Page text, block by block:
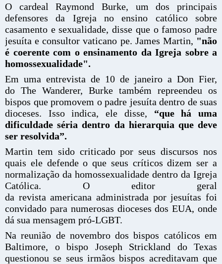
O cardeal Raymond Burke, um dos principais
defensores da Igreja no ensino católico sobre
casamento e sexualidade, disse que o famoso padre
jesuíta e consultor vaticano pe. James Martin, "não
é coerente com o ensinamento da Igreja sobre a
homossexualidade".
Em uma entrevista de 10 de janeiro a Don Fier,
do The Wanderer, Burke também repreendeu os
bispos que promovem o padre jesuíta dentro de suas
dioceses. Isso indica, ele disse, “que há uma
dificuldade séria dentro da hierarquia que deve
ser resolvida”.
Martin tem sido criticado por seus discursos nos
quais ele defende o que seus críticos dizem ser a
normalização da homossexualidade dentro da Igreja
Católica. O editor geral
da revista americana administrada por jesuítas foi
convidado para numerosas dioceses dos EUA, onde
dá sua mensagem pró-LGBT.
Na reunião de novembro dos bispos católicos em
Baltimore, o bispo Joseph Strickland do Texas
questionou se seus irmãos bispos acreditavam que